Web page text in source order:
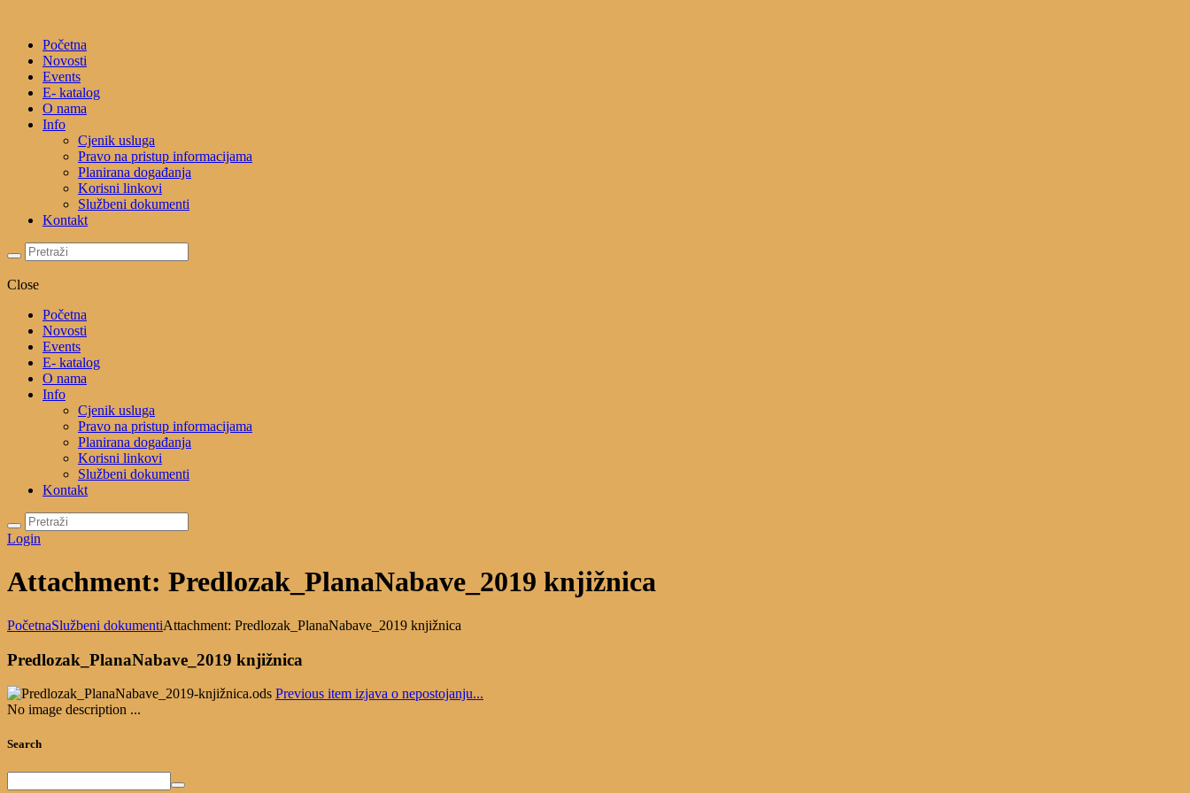
Početna
Novosti
Events
E- katalog
O nama
Info
Cjenik usluga
Pravo na pristup informacijama
Planirana događanja
Korisni linkovi
Službeni dokumenti
Kontakt
Close
Početna
Novosti
Events
E- katalog
O nama
Info
Cjenik usluga
Pravo na pristup informacijama
Planirana događanja
Korisni linkovi
Službeni dokumenti
Kontakt
Login
Attachment: Predlozak_PlanaNabave_2019 knjižnica
PočetnaSlužbeni dokumentiAttachment: Predlozak_PlanaNabave_2019 knjižnica
Predlozak_PlanaNabave_2019 knjižnica
Previous item izjava o nepostojanju...
No image description ...
Search